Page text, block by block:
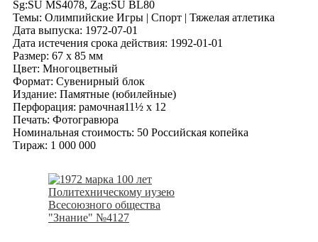
Sg:SU MS4078, Zag:SU BL80
Темы: Олимпийские Игры | Спорт | Тяжелая атлетика
Дата выпуска: 1972-07-01
Дата истечения срока действия: 1992-01-01
Размер: 67 x 85 мм
Цвет: Многоцветный
Формат: Сувенирный блок
Издание: Памятные (юбилейные)
Перфорация: рамочная11½ x 12
Печать: Фотогравюра
Номинальная стоимость: 50 Российская копейка
Тираж: 1 000 000